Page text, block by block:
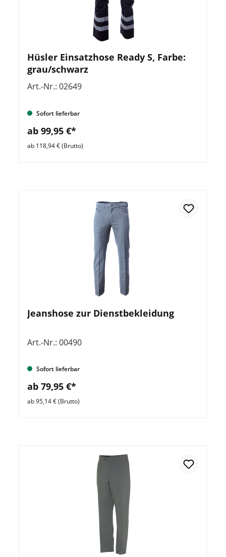
Hüsler Einsatzhose Ready S, Farbe:
grau/schwarz
Art.-Nr.: 02649
Sofort lieferbar
ab 99,95 €*
ab 118,94 € (Brutto)
Jeanshose zur Dienstbekleidung
Art.-Nr.: 00490
Sofort lieferbar
ab 79,95 €*
ab 95,14 € (Brutto)